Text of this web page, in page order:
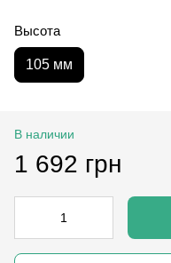
Высота
105 мм
В наличии
1 692 грн